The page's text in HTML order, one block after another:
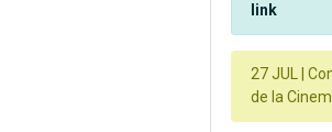
link
27 JUL |
de la